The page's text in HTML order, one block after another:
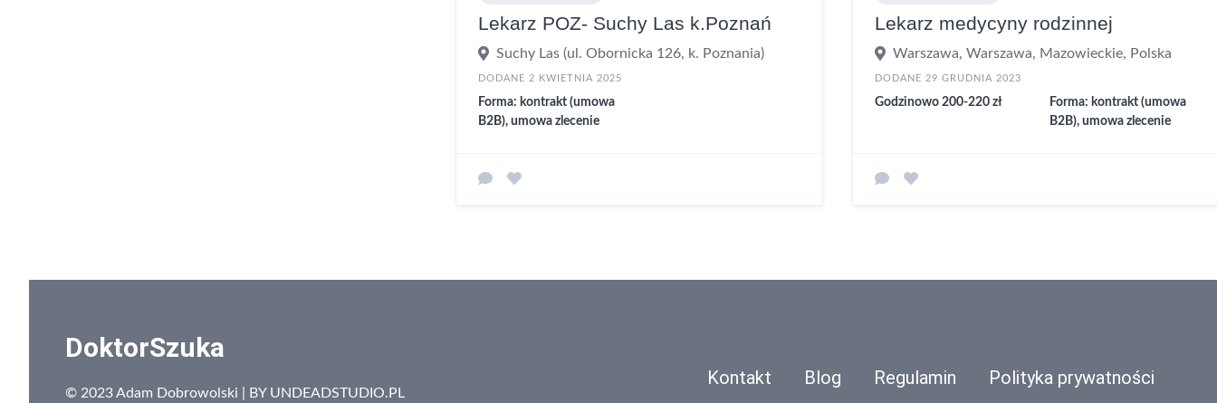
Lekarz POZ- Suchy Las k.Poznań
Suchy Las (ul. Obornicka 126, k. Poznania)
DODANE 2 KWIETNIA 2025
Forma: kontrakt (umowa
B2B), umowa zlecenie
Lekarz medycyny rodzinnej
Warszawa, Warszawa, Mazowieckie, Polska
DODANE 29 GRUDNIA 2023
Godzinowo 200-220 zł
Forma: kontrakt (umowa
B2B), umowa zlecenie
DoktorSzuka
© 2023 Adam Dobrowolski | BY UNDEADSTUDIO.PL
Kontakt Blog Regulamin Polityka prywatności